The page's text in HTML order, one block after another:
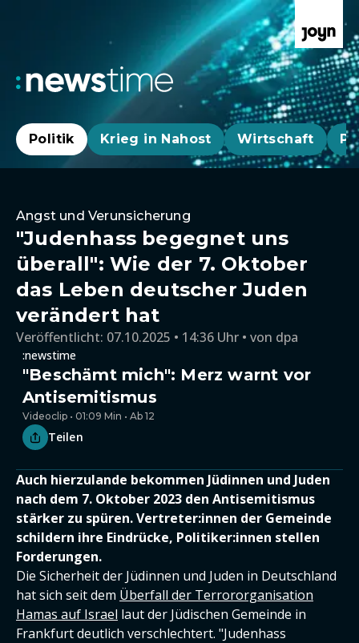
Politik Krieg in Nahost Wirtschaft
Angst und Verunsicherung
"Judenhass begegnet uns
überall": Wie der 7. Oktober
das Leben deutscher Juden
verändert hat
Veröffentlicht: 07.10.2025 • 14:36 Uhr von dpa
:newstime
"Beschämt mich": Merz warnt vor
Antisemitismus
Videoclip • 01:09 Min • Ab 12
Teilen
Auch hierzulande bekommen Jüdinnen und Juden
nach dem 7. Oktober 2023 den Antisemitismus
stärker zu spüren. Vertreter:innen der Gemeinde
schildern ihre Eindrücke, Politiker:innen stellen
Forderungen.
Die Sicherheit der Jüdinnen und Juden in Deutschland
hat sich seit dem Überfall der Terrororganisation
Hamas auf Israel laut der Jüdischen Gemeinde in
Frankfurt deutlich verschlechtert. "Judenhass